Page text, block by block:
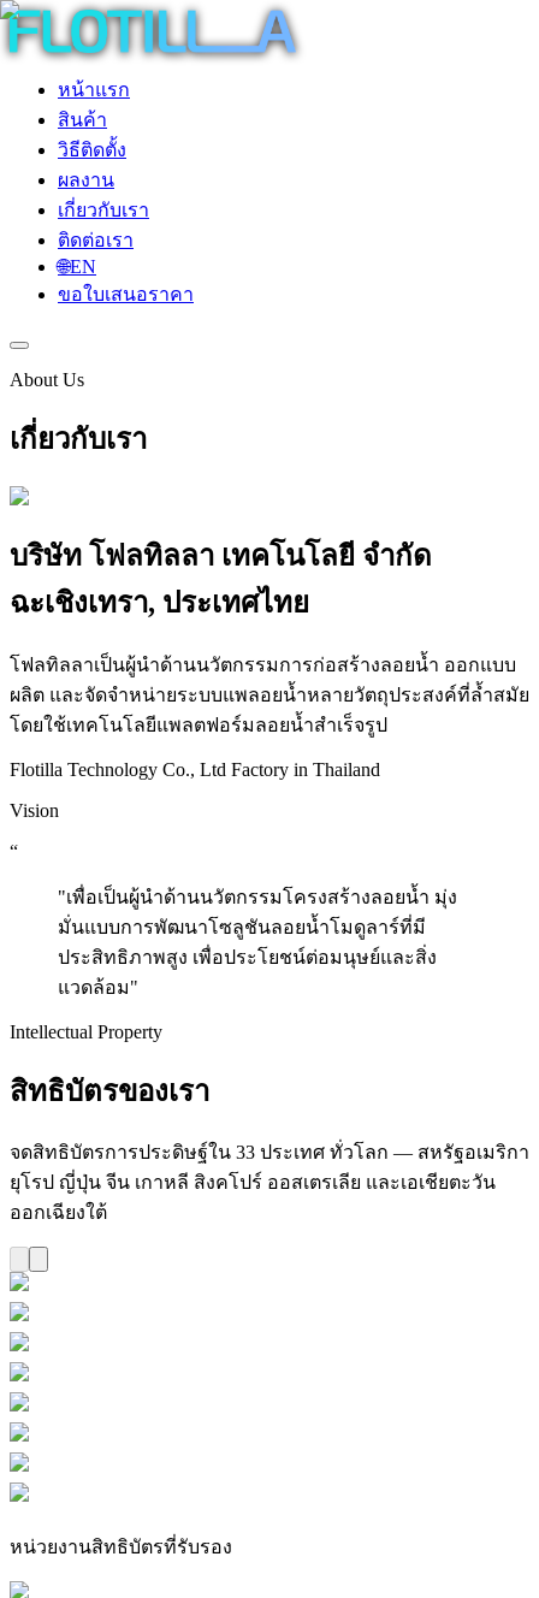
หน้าแรก
สินค้า
วิธีติดตั้ง
ผลงาน
เกี่ยวกับเรา
ติดต่อเรา
🌐EN
ขอใบเสนอราคา
About Us
เกี่ยวกับเรา
บริษัท โฟลทิลลา เทคโนโลยี จำกัด
ฉะเชิงเทรา, ประเทศไทย
โฟลทิลลาเป็นผู้นำด้านนวัตกรรมการก่อสร้างลอยน้ำ ออกแบบ
ผลิต และจัดจำหน่ายระบบแพลอยน้ำหลายวัตถุประสงค์ที่ล้ำสมัย
โดยใช้เทคโนโลยีแพลตฟอร์มลอยน้ำสำเร็จรูป
Flotilla Technology Co., Ltd Factory in Thailand
Vision
“
"เพื่อเป็นผู้นำด้านนวัตกรรมโครงสร้างลอยน้ำ มุ่ง
มั่นแบบการพัฒนาโซลูชันลอยน้ำโมดูลาร์ที่มี
ประสิทธิภาพสูง เพื่อประโยชน์ต่อมนุษย์และสิ่ง
แวดล้อม"
Intellectual Property
สิทธิบัตรของเรา
จดสิทธิบัตรการประดิษฐ์ใน 33 ประเทศ ทั่วโลก — สหรัฐอเมริกา
ยุโรป ญี่ปุ่น จีน เกาหลี สิงคโปร์ ออสเตรเลีย และเอเชียตะวัน
ออกเฉียงใต้
หน่วยงานสิทธิบัตรที่รับรอง